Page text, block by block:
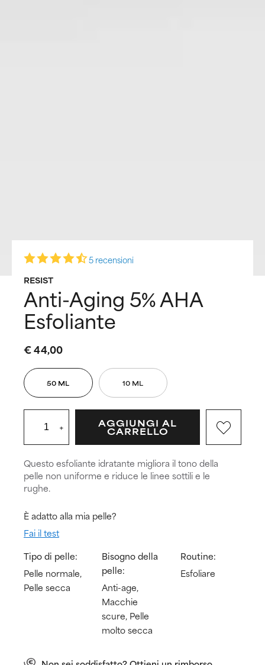
5 recensioni
RESIST
Anti-Aging 5% AHA
Esfoliante
€ 44,00
Questo esfoliante idratante migliora il tono della
pelle non uniforme e riduce le linee sottili e le
rughe.
È adatto alla mia pelle?
Fai il test
Tipo di pelle:
Pelle normale,
Pelle secca
Bisogno della
pelle:
Anti-age,
Macchie
scure, Pelle
molto secca
Routine:
Esfoliare
50 ML 10 ML
+ AGGIUNGI AL
CARRELLO